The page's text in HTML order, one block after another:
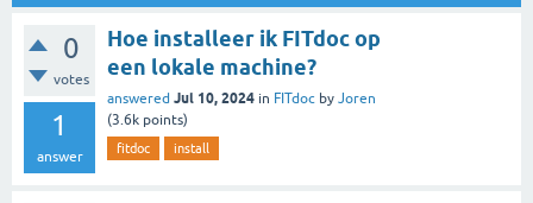
0
votes
1
answer
Hoe installeer ik FITdoc op
een lokale machine?
answered Jul 10, 2024 in FITdoc by Joren
(3.6k points)
fitdoc install